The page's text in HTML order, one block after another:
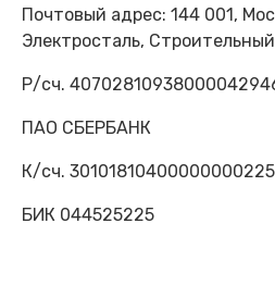
Почтовый адрес: 144 001,
Электросталь,
Р/сч.
ПАО СБЕРБАНК
К/сч. 30101810400000000225
БИК 044525225